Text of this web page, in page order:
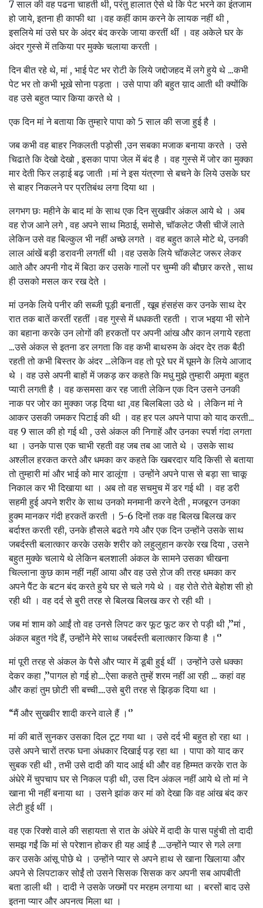
7 साल की वह पढना चाहती थी, परंतु हालात ऐसे थे कि पेट भरने का इंतजाम
हो जाये, इतना ही काफी था ।वह कहीं काम करने के लायक नहीं थी ,
इसलिये मां उसे घर के अंदर बंद करके जाया करतीं थीं । वह अकेले घर के
अंदर गुस्से में तकिया पर मुक्के चलाया करती ।
दिन बीत रहे थे, मां , भाई पेट भर रोटी के लिये जद्दोजहद में लगे हुये थे ...कभी
पेट भर तो कभी भूखे सोना पड़ता । उसे पापा की बहुत य़ाद आती थी क्योंकि
वह उसे बहुत प्यार किया करते थे ।
एक दिन मां ने बताया कि तुम्हारे पापा को 5 साल की सजा हुई है ।
जब कभी वह बाहर निकलती पड़ोसी ,उन सबका मजाक बनाया करते । उसे
चिढाते कि देखो देखो , इसका पापा जेल में बंद है । वह गुस्से में जोर का मुक्का
मार देती फिर लड़ाई बढ़ जाती ।मां ने इस यंत्रणा से बचने के लिये उसके घर
से बाहर निकलने पर प्रतिबंथ लगा दिया था ।
लगभग छः महीने के बाद मां के साथ एक दिन सुखवीर अंकल आये थे । अब
वह रोज आने लगे , वह अपने साथ मिठाई, समोसे, चॉकलेट जैसी चीजें लाते
लेकिन उसे वह बिल्कुल भी नहीं अच्छे लगते । वह बहुत काले मोटे थे, उनकी
लाल आंखें बड़ी डरावनी लगतीं थी ।वह उसके लिये चॉकलेट जरूर लेकर
आते और अपनी गोद में बिठा कर उसके गालों पर चुम्मी की बौछार करते , साथ
ही उसको मसल कर रख देते ।
मां उनके लिये पनीर की सब्जी पूड़ी बनातीं , खूब हंसहंस कर उनके साथ देर
रात तक बातें करतीं रहतीं ।वह गुस्से में धधकती रहती । राज भइया भी सोने
का बहाना करके उन लोगों की हरकतों पर अपनी आंख और कान लगाये रहता
...उसे अंकल से इतना डर लगता कि वह कभी बाथरुम के अंदर देर तक बैठी
रहती तो कभी बिस्तर के अंदर ...लेकिन वह तो पूरे घर में घूमने के लिये आजाद
थे । वह उसे अपनी बाहों में जकड़ कर कहते कि मधु मुझे तुम्हारी अमृता बहुत
प्यारी लगती है । वह कसमसा कर रह जाती लेकिन एक दिन उसने उनकी
नाक पर जोर का मुक्का जड़ दिया था ,वह बिलबिला उठे थे । लेकिन मां ने
आकर उसकी जमकर पिटाई की थी । वह हर पल अपने पापा को याद करती...
वह 9 साल की हो गई थी , उसे अंकल की निगाहें और उनका स्पर्श गंदा लगता
था । उनके पास एक चाभी रहती वह जब तब आ जाते थे । उसके साथ
अश्लील हरकत करते और धमका कर कहते कि खबरदार यदि किसी से बताया
तो तुम्हारी मां और भाई को मार डालूंगा । उन्होंने अपने पास से बड़ा सा चाकू
निकाल कर भी दिखाया था । अब तो वह सचमुच में डर गई थी । वह डरी
सहमी हुई अपने शरीर के साथ उनको मनमानी करने देती , मजबूरन उनका
हुक्म मानकर गंदी हरकतें करती । 5-6 दिनों तक वह बिलख बिलख कर
बर्दाश्त करती रही, उनके हौसले बढते गये और एक दिन उन्होंने उसके साथ
जबर्दस्ती बलात्कार करके उसके शरीर को लहुलुहान करके रख दिया , उसने
बहुत मुक्के चलाये थे लेकिन बलशाली अंकल के सामने उसका चीखना
चिल्लाना कुछ काम नहीं नहीं आया और वह उसे ऱोज की तरह धमका कर
अपने पैंट के बटन बंद करते हुये घर से चले गये थे । वह रोते रोते बेहोश सी हो
रही थी । वह दर्द से बुरी तरह से बिलख बिलख कर रो रही थी ।
जब मां शाम को आईं तो वह उनसे लिपट कर फूट फूट कर रो पड़ी थी ,’’मां ,
अंकल बहुत गंदे हैं, उन्होंने मेरे साथ जबर्दस्ती बलात्कार किया है ।‘’
मां पूरी तरह से अंकल के पैसे और प्यार में डूबी हुई थीं । उन्होंने उसे धक्का
देकर कहा ,’’पागल हो गई हो....ऐसा कहते तुम्हें शरम नहीं आ रही ... कहां वह
और कहां तुम छोटी सी बच्ची....उसे बुरी तरह से झिड़क दिया था ।
“मैं और सुखवीर शादी करने वाले हैं ।‘’
मां की बातें सुनकर उसका दिल टूट गया था । उसे दर्द भी बहुत हो रहा था ।
उसे अपने चारों तरफ घना अंधकार दिखाई पड़ रहा था । पापा को याद कर
सुबक रही थी , तभी उसे दादी की याद आई थी और वह हिम्मत करके रात के
अंधेरे में चुपचाप घर से निकल पड़ी थी, उस दिन अंकल नहीं आये थे तो मां ने
खाना भी नहीं बनाया था । उसने झांक कर मां को देखा कि वह आंख बंद कर
लेटी हुई थीं ।
वह एक रिक्शे वाले की सहायता से रात के अंधेरे में दादी के पास पहुंची तो दादी
समझ गईं कि मां से परेशान होकर ही यह आई है ....उन्होंने प्यार से गले लगा
कर उसके आंसू पोछे थे । उन्होंने प्यार से अपने हाथ से खाना खिलाया और
अपने से लिपटाकर सोईं तो उसने सिसक सिसक कर अपनी सब आपबीती
बता डाली थी । दादी ने उसके जख्मों पर मरहम लगाया था । बरसों बाद उसे
इतना प्यार और अपनत्व मिला था ।